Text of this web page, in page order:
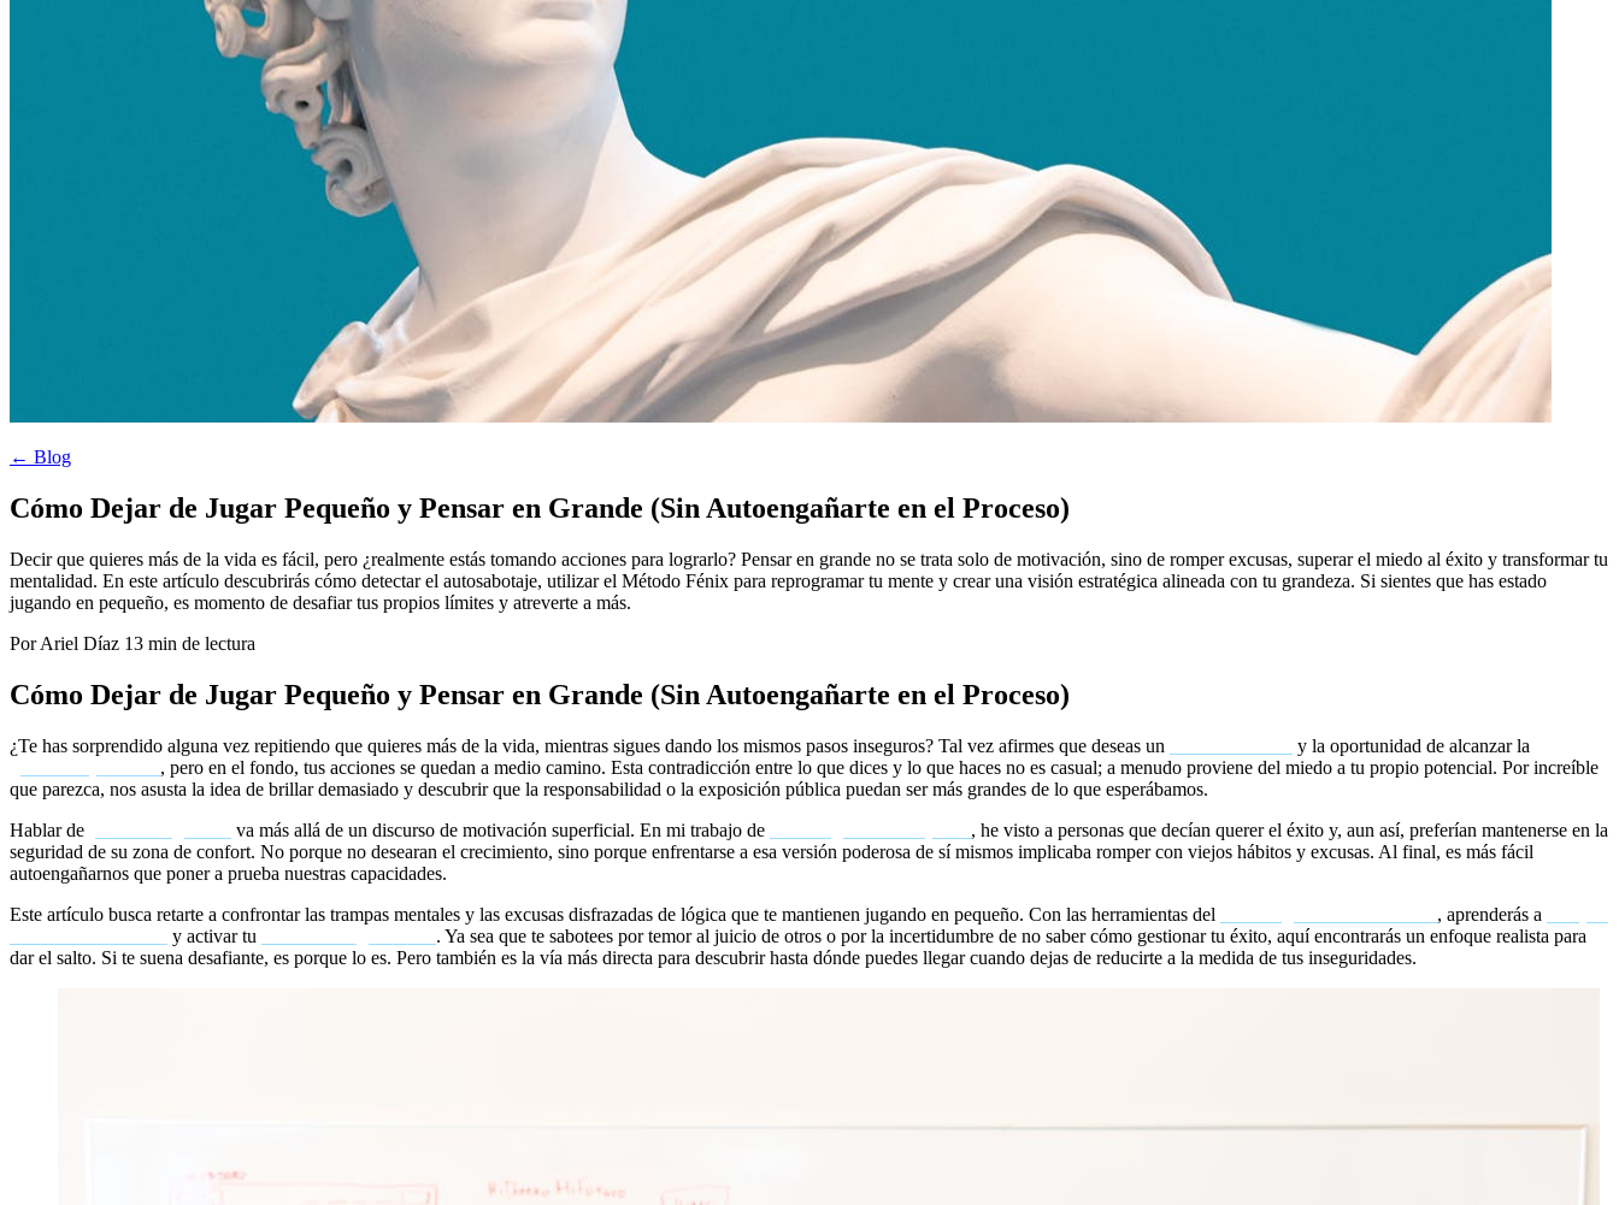
← Blog
Cómo Dejar de Jugar Pequeño y Pensar en Grande (Sin Autoengañarte en el Proceso)
Decir que quieres más de la vida es fácil, pero ¿realmente estás tomando acciones para lograrlo? Pensar en grande no se trata solo de motivación, sino de romper excusas, superar el miedo al éxito y transformar tu
mentalidad. En este artículo descubrirás cómo detectar el autosabotaje, utilizar el Método Fénix para reprogramar tu mente y crear una visión estratégica alineada con tu grandeza. Si sientes que has estado
jugando en pequeño, es momento de desafiar tus propios límites y atreverte a más.
Por Ariel Díaz 13 min de lectura
Cómo Dejar de Jugar Pequeño y Pensar en Grande (Sin Autoengañarte en el Proceso)
¿Te has sorprendido alguna vez repitiendo que quieres más de la vida, mientras sigues dando los mismos pasos inseguros? Tal vez afirmes que deseas un
y la oportunidad de alcanzar la
, pero en el fondo, tus acciones se quedan a medio camino. Esta contradicción entre lo que dices y lo que haces no es casual; a menudo proviene del miedo a tu propio potencial. Por increíble
que parezca, nos asusta la idea de brillar demasiado y descubrir que la responsabilidad o la exposición pública puedan ser más grandes de lo que esperábamos.
Hablar de
va más allá de un discurso de motivación superficial. En mi trabajo de
, he visto a personas que decían querer el éxito y, aun así, preferían mantenerse en la
seguridad de su zona de confort. No porque no desearan el crecimiento, sino porque enfrentarse a esa versión poderosa de sí mismos implicaba romper con viejos hábitos y excusas. Al final, es más fácil
autoengañarnos que poner a prueba nuestras capacidades.
Este artículo busca retarte a confrontar las trampas mentales y las excusas disfrazadas de lógica que te mantienen jugando en pequeño. Con las herramientas del
, aprenderás a
y activar tu
. Ya sea que te sabotees por temor al juicio de otros o por la incertidumbre de no saber cómo gestionar tu éxito, aquí encontrarás un enfoque realista para
dar el salto. Si te suena desafiante, es porque lo es. Pero también es la vía más directa para descubrir hasta dónde puedes llegar cuando dejas de reducirte a la medida de tus inseguridades.